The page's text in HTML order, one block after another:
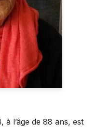
à l’âge de 88 ans, est